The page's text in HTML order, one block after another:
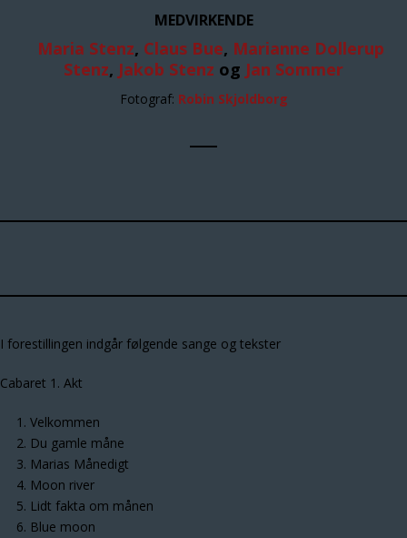
MEDVIRKENDE
Maria Stenz, Claus Bue, Marianne Dollerup
Stenz, Jakob Stenz og Jan Sommer
Fotograf: Robin Skjoldborg
I forestillingen indgår følgende sange og tekster
Cabaret 1. Akt
Velkommen
Du gamle måne
Marias Månedigt
Moon river
Lidt fakta om månen
Blue moon